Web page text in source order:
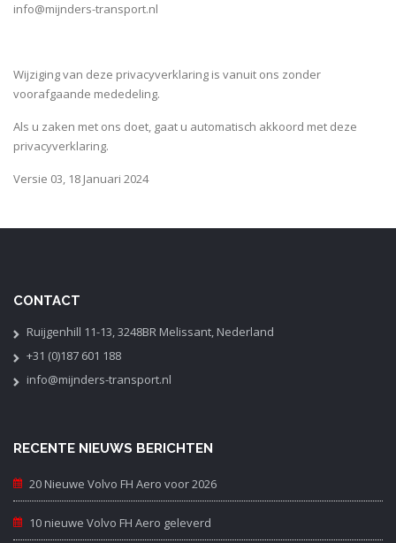
info@mijnders-transport.nl
Wijziging van deze privacyverklaring is vanuit ons zonder
voorafgaande mededeling.
Als u zaken met ons doet, gaat u automatisch akkoord met deze
privacyverklaring.
Versie 03, 18 Januari 2024
CONTACT
Ruijgenhill 11-13, 3248BR Melissant, Nederland
+31 (0)187 601 188
info@mijnders-transport.nl
RECENTE NIEUWS BERICHTEN
20 Nieuwe Volvo FH Aero voor 2026
10 nieuwe Volvo FH Aero geleverd